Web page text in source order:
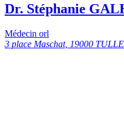
Dr. Stéphanie
Médecin orl
3 place Maschat, 19000 TULLE